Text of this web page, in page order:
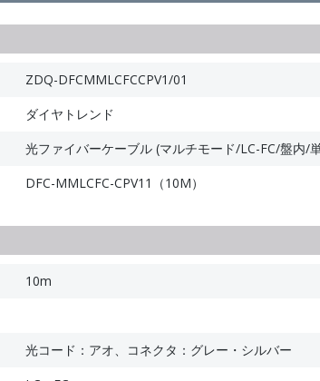
ZDQ-DFCMMLCFCCPV1/01
ダイヤトレンド
光ファイバーケーブル (マルチモード/LC-FC/盤内/
DFC-MMLCFC-CPV11（10M）
10m
光コード：アオ、コネクタ：グレー・シルバー